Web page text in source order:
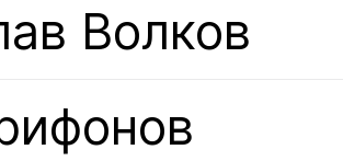
Волков